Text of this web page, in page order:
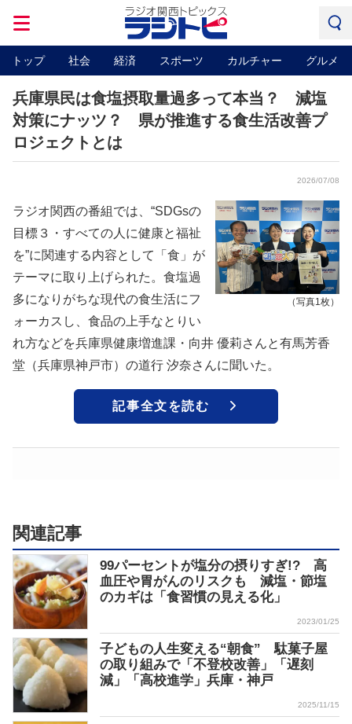
トップ 社会 経済 スポーツ カルチャー グルメ
兵庫県民は食塩摂取量過多って本当？ 減塩
対策にナッツ？ 県が推進する食生活改善プ
ロジェクトとは
2026/07/08
（写真1枚）
ラジオ関西の番組では、“SDGsの
目標３・すべての人に健康と福祉
を”に関連する内容として「食」が
テーマに取り上げられた。食塩過
多になりがちな現代の食生活にフ
ォーカスし、食品の上手なとりい
れ方などを兵庫県健康増進課・向井 優莉さんと有馬芳香
堂（兵庫県神戸市）の道行 汐奈さんに聞いた。
記事全文を読む
関連記事
99パーセントが塩分の摂りすぎ!? 高
血圧や胃がんのリスクも 減塩・節塩
のカギは「食習慣の見える化」
2023/01/25
子どもの人生変える“朝食” 駄菓子屋
の取り組みで「不登校改善」「遅刻
減」「高校進学」兵庫・神戸
2025/11/15